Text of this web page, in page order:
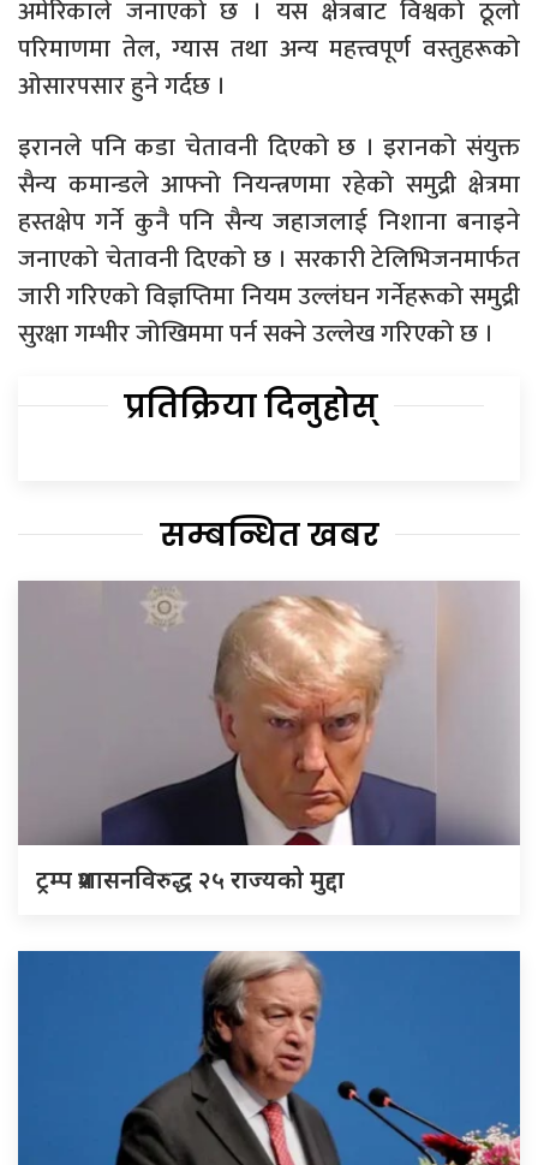
अमेरिकाले जनाएको छ । यस क्षेत्रबाट विश्वको ठूलो
परिमाणमा तेल, ग्यास तथा अन्य महत्त्वपूर्ण वस्तुहरूको
ओसारपसार हुने गर्दछ ।
इरानले पनि कडा चेतावनी दिएको छ । इरानको संयुक्त
सैन्य कमान्डले आफ्नो नियन्त्रणमा रहेको समुद्री क्षेत्रमा
हस्तक्षेप गर्ने कुनै पनि सैन्य जहाजलाई निशाना बनाइने
जनाएको चेतावनी दिएको छ । सरकारी टेलिभिजनमार्फत
जारी गरिएको विज्ञप्तिमा नियम उल्लंघन गर्नेहरूको समुद्री
सुरक्षा गम्भीर जोखिममा पर्न सक्ने उल्लेख गरिएको छ ।
प्रतिक्रिया दिनुहोस्
सम्बन्धित खबर
ट्रम्प प्रशासनविरुद्ध २५ राज्यको मुद्दा